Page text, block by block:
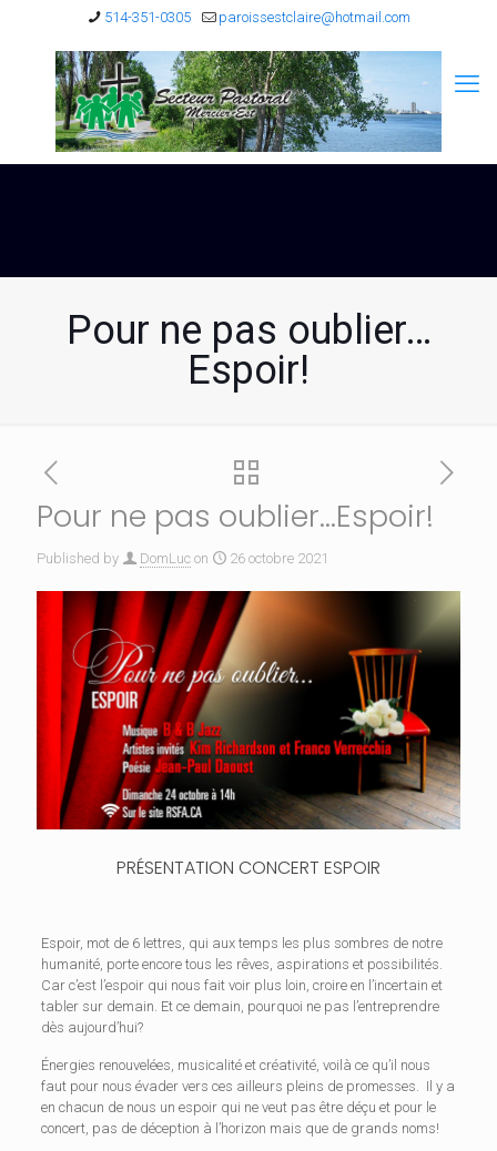
514-351-0305 paroissestclaire@hotmail.com
Pour ne pas oublier…
Espoir!
Pour ne pas oublier…Espoir!
Published by DomLuc on 26 octobre 2021
PRÉSENTATION CONCERT ESPOIR
Espoir, mot de 6 lettres, qui aux temps les plus sombres de notre
humanité, porte encore tous les rêves, aspirations et possibilités.
Car c’est l’espoir qui nous fait voir plus loin, croire en l’incertain et
tabler sur demain. Et ce demain, pourquoi ne pas l’entreprendre
dès aujourd’hui?
Énergies renouvelées, musicalité et créativité, voilà ce qu’il nous
faut pour nous évader vers ces ailleurs pleins de promesses. Il y a
en chacun de nous un espoir qui ne veut pas être déçu et pour le
concert, pas de déception à l’horizon mais que de grands noms!